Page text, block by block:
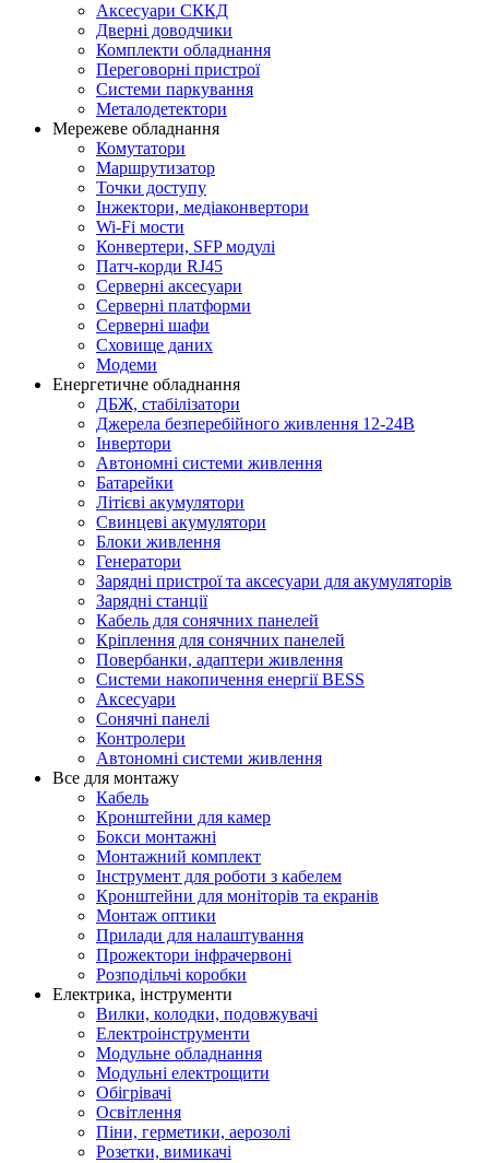
Аксесуари СККД
Дверні доводчики
Комплекти обладнання
Переговорні пристрої
Системи паркування
Металодетектори
Мережеве обладнання
Комутатори
Маршрутизатор
Точки доступу
Інжектори, медіаконвертори
Wi-Fi мости
Конвертери, SFP модулі
Патч-корди RJ45
Серверні аксесуари
Серверні платформи
Серверні шафи
Сховище даних
Модеми
Енергетичне обладнання
ДБЖ, стабілізатори
Джерела безперебійного живлення 12-24В
Інвертори
Автономні системи живлення
Батарейки
Літієві акумулятори
Свинцеві акумулятори
Блоки живлення
Генератори
Зарядні пристрої та аксесуари для акумуляторів
Зарядні станції
Кабель для сонячних панелей
Кріплення для сонячних панелей
Повербанки, адаптери живлення
Системи накопичення енергії BESS
Аксесуари
Сонячні панелі
Контролери
Автономні системи живлення
Все для монтажу
Кабель
Кронштейни для камер
Бокси монтажні
Монтажний комплект
Інструмент для роботи з кабелем
Кронштейни для моніторів та екранів
Монтаж оптики
Прилади для налаштування
Прожектори інфрачервоні
Розподільчі коробки
Електрика, інструменти
Вилки, колодки, подовжувачі
Електроінструменти
Модульне обладнання
Модульні електрощити
Обігрівачі
Освітлення
Піни, герметики, аерозолі
Розетки, вимикачі